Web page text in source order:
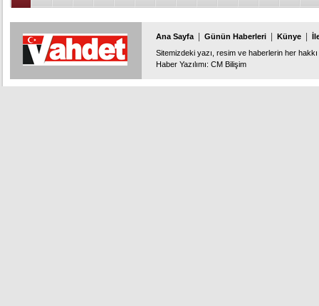
Ana Sayfa Günün Haberleri Künye
Sitemizdeki yazı, resim ve haberlerin her
Haber Yazılımı: CM Bilişim